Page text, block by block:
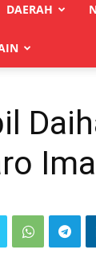
DAERAH